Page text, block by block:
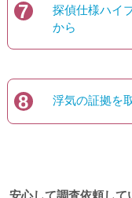
7
探偵仕様ハイ
から
8 浮気の証拠を
安心して調査依頼し